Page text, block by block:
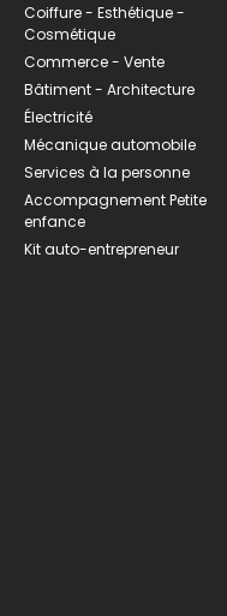
Coiffure - Esthétique -
Cosmétique
Commerce - Vente
Bâtiment - Architecture
Électricité
Mécanique automobile
Services à la personne
Accompagnement Petite
enfance
Kit auto-entrepreneur